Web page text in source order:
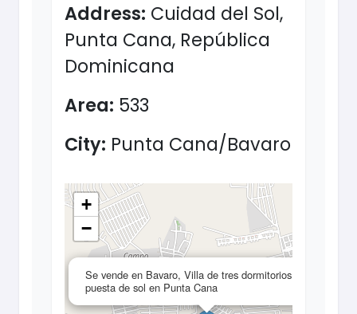
Address: Cuidad del Sol,
Punta Cana, República
Dominicana
Area: 533
City: Punta Cana/Bavaro
Se vende en Bavaro, Villa de tres dormitorios con
puesta de sol en Punta Cana
+
−